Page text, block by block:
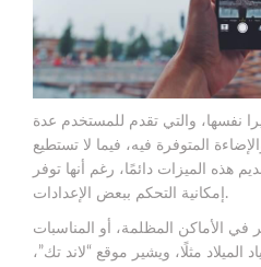
نفسها، والتي تقدم للمستخدم عدة
المتوفرة فيه، فيما لا تستطيع
هذه الميزات دائمًا، رغم أنها توفر
إمكانية التحكم ببعض الإعدادات.
في الأماكن المظلمة، أو المناسبات
الميلاد مثلًا، ويشير موقع “لاند تك”،